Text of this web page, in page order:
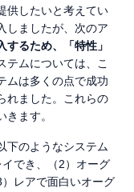
供したいと考えてい
しましたが、次のア
るため、「特性」
テムについては、こ
ムは多くの点で成功
れました。これらの
ます。
下のようなシステム
でき、（2）オーグ
レアで面白いオーグ